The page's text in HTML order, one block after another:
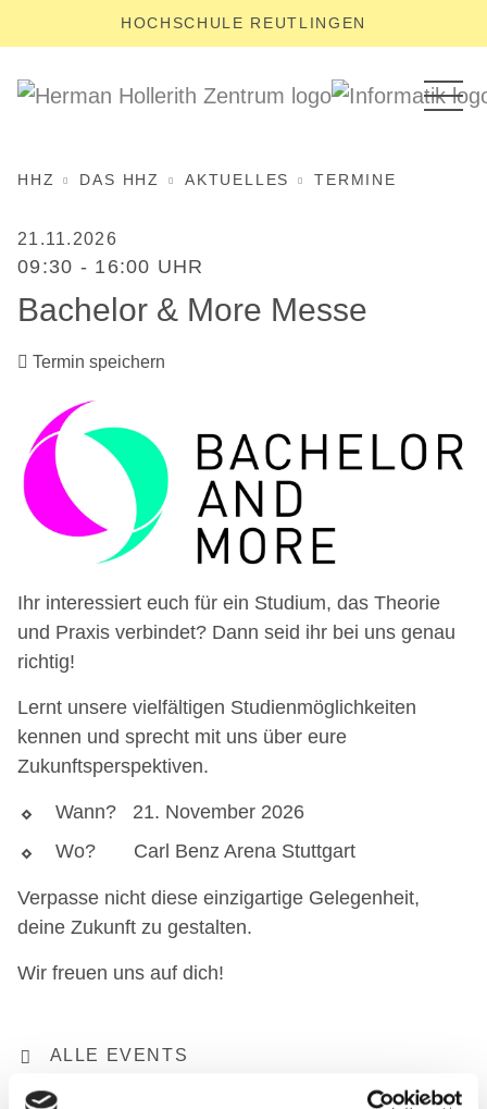
HOCHSCHULE REUTLINGEN
HHZ DAS HHZ AKTUELLES TERMINE
21.11.2026
09:30 - 16:00 UHR
Bachelor & More Messe
Termin speichern
Ihr interessiert euch für ein Studium, das Theorie
und Praxis verbindet? Dann seid ihr bei uns genau
richtig!
Lernt unsere vielfältigen Studienmöglichkeiten
kennen und sprecht mit uns über eure
Zukunftsperspektiven.
Wann? 21. November 2026
Wo? Carl Benz Arena Stuttgart
Verpasse nicht diese einzigartige Gelegenheit,
deine Zukunft zu gestalten.
Wir freuen uns auf dich!
ALLE EVENTS